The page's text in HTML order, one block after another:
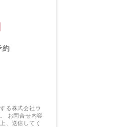
約
る株式会社ウ
お問合せ内容
、送信してく